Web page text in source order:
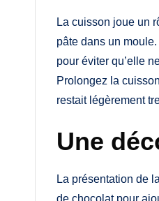
La cuisson joue un
pâte dans un
pour éviter qu’elle
Prolongez la
restait légèrement
Une
La présentation de